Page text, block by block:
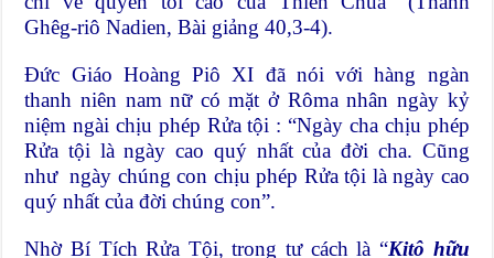
Ghêg-riô Nadien, Bài giảng 40,3-4).
Đức Giáo Hoàng Piô XI đã nói với hàng ngàn
thanh niên nam nữ có mặt ở Rôma nhân ngày kỷ
niệm ngài chịu phép Rửa tội : “Ngày cha chịu phép
Rửa tội là ngày cao quý nhất của đời cha. Cũng
như ngày chúng con chịu phép Rửa tội là ngày cao
quý nhất của đời chúng con”.
Nhờ Bí Tích Rửa Tội, trong tư cách là “Kitô hữu